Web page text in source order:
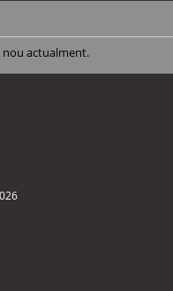
nou actualment.